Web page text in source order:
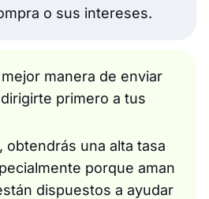
o sus intereses.
manera de enviar
primero a tus
obtendrás una alta tasa
porque aman
dispuestos a ayudar